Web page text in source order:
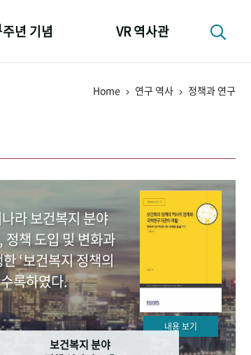
주년 기념 VR 역사관
Home 연구 역사 정책과 연구
라 보건복지 분야
책 도입 및 변화과
‘보건복지 정책의
록하였다.
내용 보기
보건복지 분야